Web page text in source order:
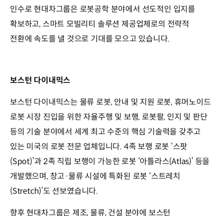
인수로 현대차그룹은 로봇공학 분야에서 선도적인 입지를
확보하고, 스마트 모빌리티 솔루션 제공업체로의 전략적
전환에 속도를 낼 것으로 기대를 모으고 있습니다.
보스턴 다이내믹스
보스턴 다이내믹스는 물류 로봇, 안내 및 지원 로봇, 휴머노이드
로봇 시장 진입을 위한 자율주행 및 보행, 로봇팔, 인지 및 판단
등의 기술 분야에서 세계 최고 수준의 핵심 기술력을 갖추고
있는 미국의 로봇 전문 업체입니다. 4족 보행 로봇 ‘스팟
(Spot)’과 2족 직립 보행이 가능한 로봇 ‘아틀라스(Atlas)’ 등을
개발했으며, 창고·물류 시설에 특화된 로봇 ‘스트레치
(Stretch)’도 선보였습니다.
향후 현대차그룹은 제조, 물류, 건설 분야에 보스턴